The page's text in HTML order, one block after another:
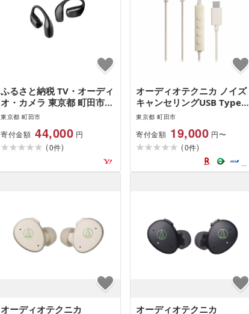
ふるさと納税 TV・オーディ
オ・カメラ 東京都 町田市
オーディオテクニカ ワイヤ
ン ATH-AC5TW BK オーデ
ィオテクニカ ワイヤレスオ
東京都 町田市
寄付金額 44,000 円
(0件)
オーディオテクニカ ノイズ
キャンセリングUSB Type-C
用イヤホン ATH-CKS330NC
東京都 町田市
寄付金額 19,000 円〜
(0件)
オーディオテクニカ オーディオテクニカ